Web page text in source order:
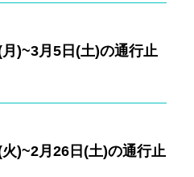
)~3月5日(土)の通行止
)~2月26日(土)の通行止